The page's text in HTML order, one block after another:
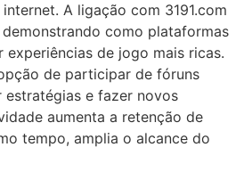
A ligação com 3191.com
como plataformas
experiências de jogo mais ricas.
de participar de fóruns
e fazer novos
aumenta a retenção de
tempo, amplia o alcance do